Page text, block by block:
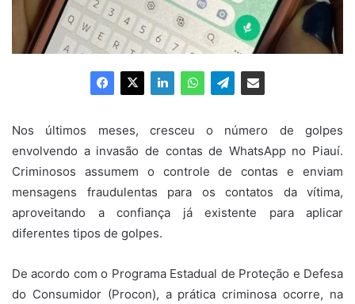
Nos últimos meses, cresceu o número de golpes
envolvendo a invasão de contas de WhatsApp no Piauí.
Criminosos assumem o controle de contas e enviam
mensagens fraudulentas para os contatos da vítima,
aproveitando a confiança já existente para aplicar
diferentes tipos de golpes.
De acordo com o Programa Estadual de Proteção e Defesa
do Consumidor (Procon), a prática criminosa ocorre, na